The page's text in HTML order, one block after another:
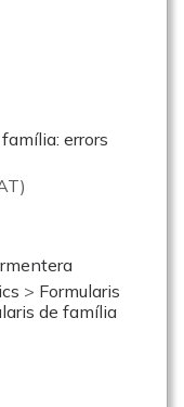
errors
> Formularis
de família